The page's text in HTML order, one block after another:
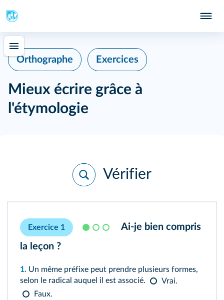
Orthographe Exercices
Mieux écrire grâce à
l'étymologie
Vérifier
Exercice 1
Ai‑je bien compris
la leçon ?
1. Un même préfixe peut prendre plusieurs formes,
selon le radical auquel il est associé.
Vrai.
Faux.